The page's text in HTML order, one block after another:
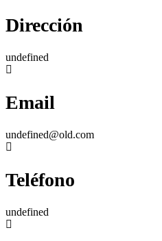
Dirección
undefined
Email
undefined@old.com
Teléfono
undefined